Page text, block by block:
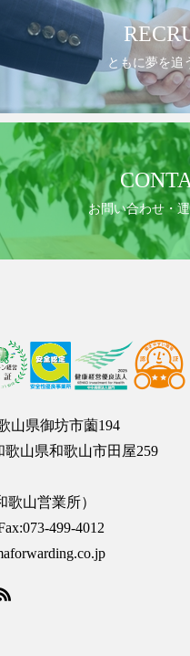
ともに夢を追
お問い合わせ・
山県御坊市薗194
歌山県和歌山市田屋259
山営業所）
499-4012